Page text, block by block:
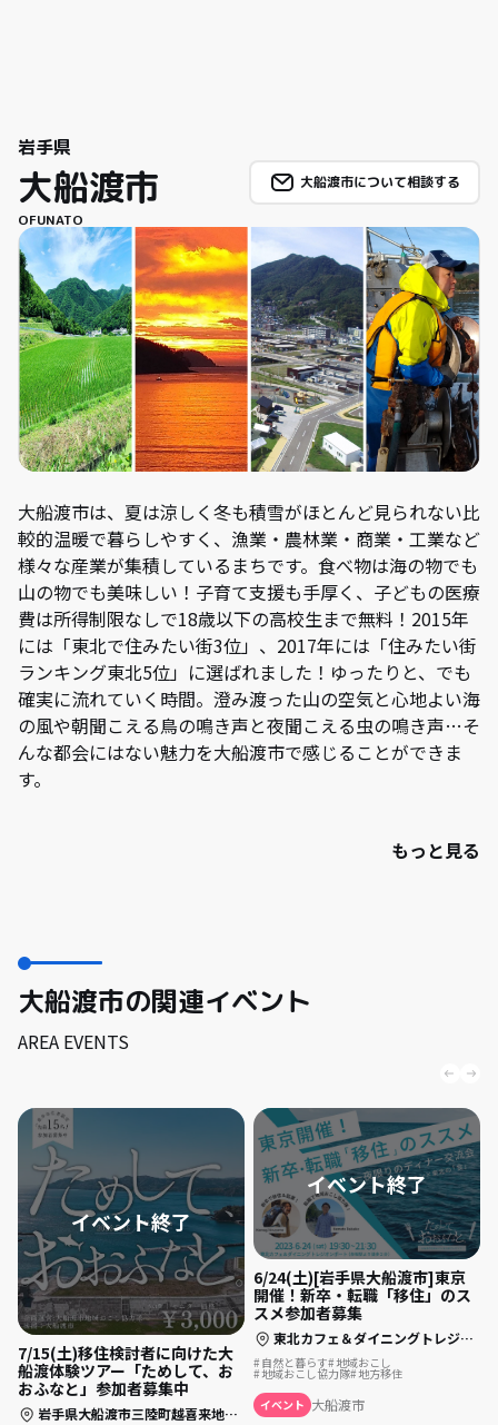
岩手県
大船渡市
OFUNATO
大船渡市について相談する
大船渡市は、夏は涼しく冬も積雪がほとんど見られない比
較的温暖で暮らしやすく、漁業・農林業・商業・工業など
様々な産業が集積しているまちです。食べ物は海の物でも
山の物でも美味しい！子育て支援も手厚く、子どもの医療
費は所得制限なしで18歳以下の高校生まで無料！2015年
には「東北で住みたい街3位」、2017年には「住みたい街
ランキング東北5位」に選ばれました！ゆったりと、でも
確実に流れていく時間。澄み渡った山の空気と心地よい海
の風や朝聞こえる鳥の鳴き声と夜聞こえる虫の鳴き声…そ
んな都会にはない魅力を大船渡市で感じることができま
す。
もっと見る
大船渡市の関連イベント
AREA EVENTS
7/15(土)移住検討者に向けた大
船渡体験ツアー「ためして、お
おふなと」参加者募集中
岩手県大船渡市三陸町越喜来地区（現地集合）
6/24(土)[岩手県大船渡市]東京
開催！新卒・転職「移住」のス
スメ参加者募集
東北カフェ＆ダイニングトレジオンポート（赤坂駅より徒歩2分）
自然と暮らす 地域おこし
地域おこし協力隊 地方移住
イベント 大船渡市